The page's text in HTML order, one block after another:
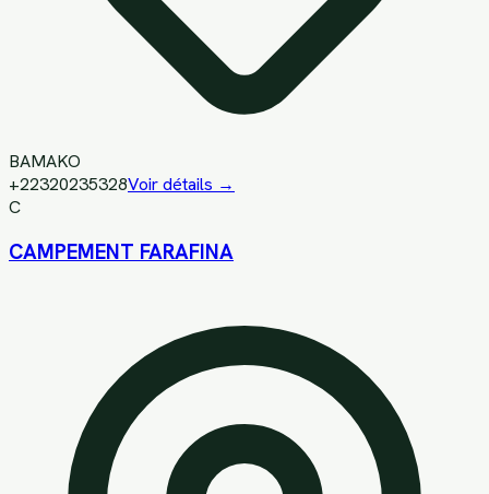
BAMAKO
+22320235328Voir détails →
C
CAMPEMENT FARAFINA